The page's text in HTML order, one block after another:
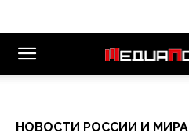
НОВОСТИ РОССИИ И МИРА